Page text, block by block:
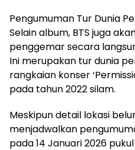
Pengumuman Tur Dunia
Selain album, BTS juga
penggemar secara
Ini merupakan tur dunia
rangkaian konser
pada tahun 2022 silam.
Meskipun detail lokasi
menjadwalkan
pada 14 Januari 2026 pukul